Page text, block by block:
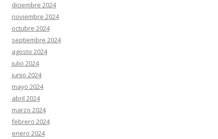
diciembre 2024
noviembre 2024
octubre 2024
septiembre 2024
agosto 2024
julio 2024
junio 2024
mayo 2024
abril 2024
marzo 2024
febrero 2024
enero 2024